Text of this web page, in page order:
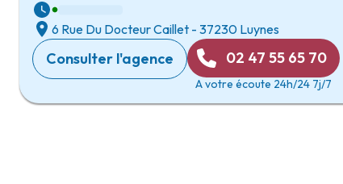
6 Rue Du Docteur Caillet - 37230 Luynes
Consulter l'agence 02 47 55 65 70
A votre écoute 24h/24 7j/7